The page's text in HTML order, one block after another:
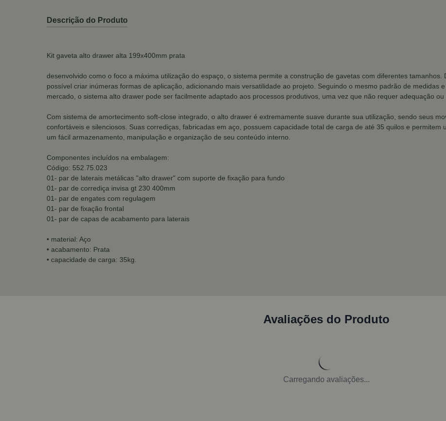
Descrição do Produto
Kit gaveta alto drawer alta 199x400mm prata
desenvolvido como o foco a máxima utilização do espaço, o sistema permite a construção de gavetas com diferentes
possível criar inúmeras formas de aplicação, adicionando mais versatilidade ao projeto. Seguindo o mesmo padrão de medidas
mercado, o sistema alto drawer pode ser facilmente adaptado aos processos produtivos, uma vez que não requer adequação ou
Com sistema de amortecimento soft-close integrado, o alto drawer é extremamente suave durante sua utilização, sendo seus
confortáveis e silenciosos. Suas corrediças, fabricadas em aço, possuem capacidade total de carga de até 35 quilos e
um fácil armazenamento, manipulação e organização de seu conteúdo interno.
Componentes incluídos na embalagem:
Código: 552.75.023
01- par de laterais metálicas "alto drawer" com suporte de fixação para fundo
01- par de corrediça invisa gt 230 400mm
01- par de engates com regulagem
01- par de fixação frontal
01- par de capas de acabamento para laterais
• material: Aço
• acabamento: Prata
• capacidade de carga: 35kg.
Avaliações do Produto
Carregando avaliações...